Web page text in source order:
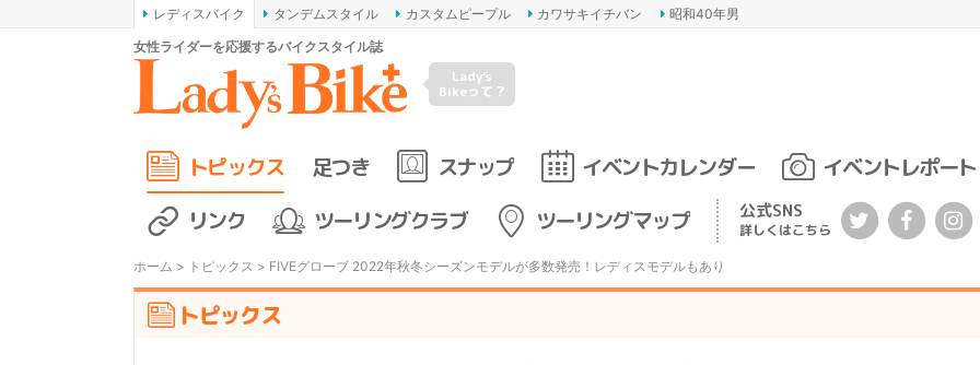
レディスバイク タンデムスタイル カスタムピープル カワサキイチバン
昭和40年男
女性ライダーを応援するバイクスタイル誌
Lady's
Bikeって？
トピックス 足つき スナップ イベントカレンダー イベントレポート
リンク
ツーリングクラブ ツーリングマップ 公式SNS
詳しくはこちら
ホーム > トピックス > FIVEグローブ 2022年秋冬シーズンモデルが多数発売！レディスモデルもあり
トピックス